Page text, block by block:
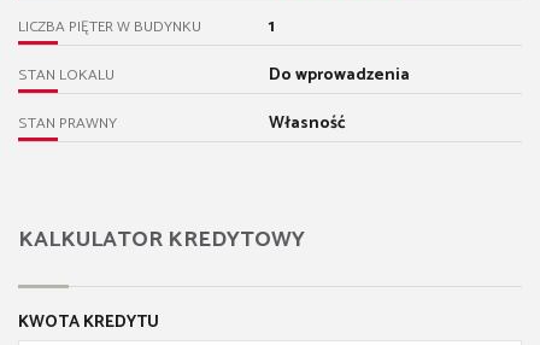
LICZBA PIĘTER W BUDYNKU 1
STAN LOKALU Do wprowadzenia
STAN PRAWNY Własność
KALKULATOR KREDYTOWY
KWOTA KREDYTU